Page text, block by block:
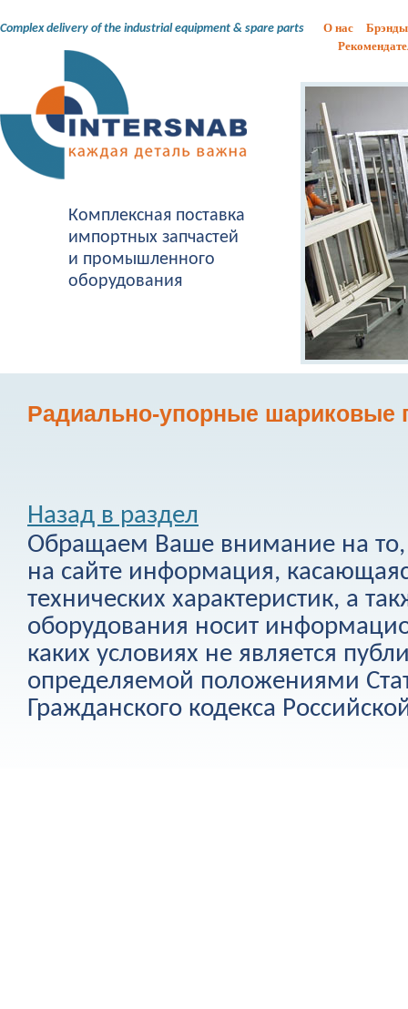
Complex delivery of the industrial equipment & spare parts
Комплексная поставка
импортных запчастей
и промышленного
оборудования
О нас
Брэнды
Радиально-упорные шариковые
Назад в раздел
Обращаем Ваше внимание на то,
на сайте информация,
технических характеристик, а
оборудования носит
каких условиях не является
определяемой положениями
Гражданского кодекса